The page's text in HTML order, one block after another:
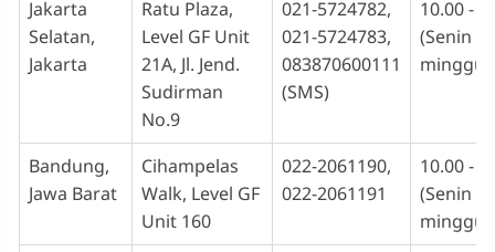
Jakarta
Selatan,
Jakarta
Ratu Plaza,
Level GF Unit
21A, Jl. Jend.
Sudirman
No.9
021-5724782,
021-5724783,
083870600111
(SMS)
10.00 -
(Senin -
minggu)
Bandung,
Jawa Barat
Cihampelas
Walk, Level GF
Unit 160
022-2061190,
022-2061191
10.00 -
(Senin -
minggu)